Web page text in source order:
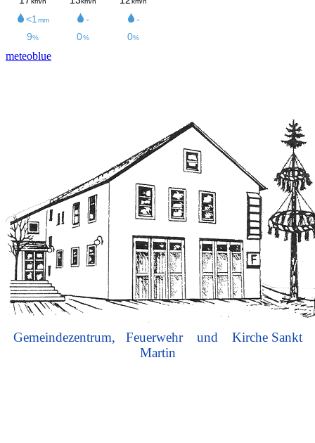
meteoblue
Gemeindezentrum, Feuerwehr und Kirche Sankt
Martin